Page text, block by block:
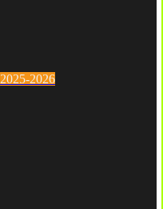
2025-2026